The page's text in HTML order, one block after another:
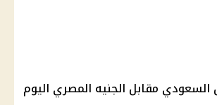
مقابل الجنيه المصري اليوم